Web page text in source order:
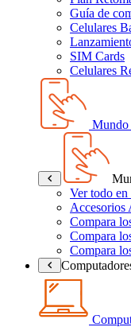
Guía de
Celulares
SIM Cards
Celulares
Ver todo
Accesorios
Compara
Compara
Compara